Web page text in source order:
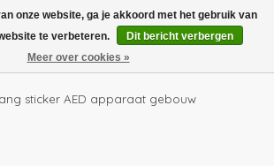
Vóór 14.00 besteld, volgende dag in huis!
Verlanglijst
sticker AED apparaat gebouw
onze website, ga je akkoord met het gebruik van
te verbeteren.
Dit bericht verbergen
Meer over cookies »